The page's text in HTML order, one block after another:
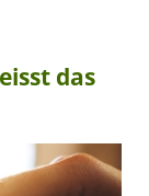
das